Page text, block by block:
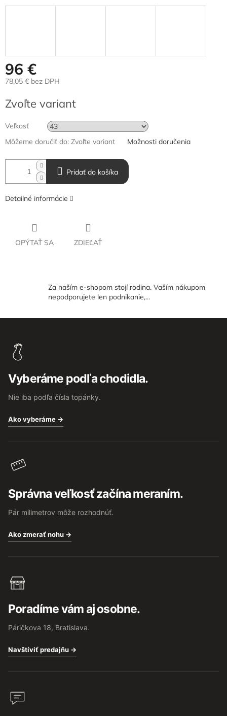
96 €
78,05 € bez DPH
cena:
Zvoľte variant
Veľkosť
Môžeme doručiť do: Zvoľte variant Možnosti doručenia
Pridať do košíka
Detailné informácie
OPÝTAŤ SA ZDIEĽAŤ
Za naším e-shopom stojí rodina. Vaším nákupom
nepodporujete len podnikanie,...
Vyberáme podľa chodidla.
Nie iba podľa čísla topánky.
Ako vyberáme →
Správna veľkosť začína meraním.
Pár milimetrov môže rozhodnúť.
Ako zmerať nohu →
Poradíme vám aj osobne.
Páričkova 18, Bratislava.
Navštíviť predajňu →